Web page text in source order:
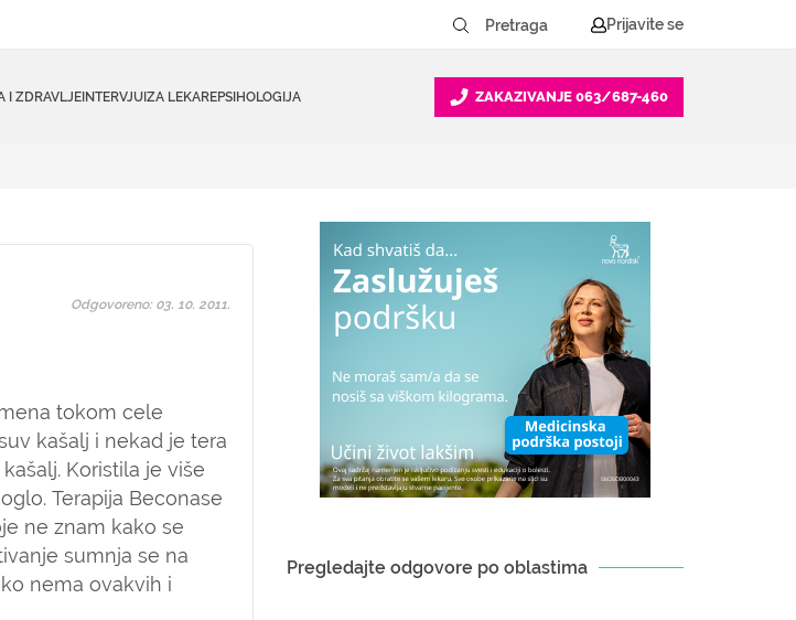
Prijavite se
I ZDRAVLJEINTERVJUIZA LEKAREPSIHOLOGIJA ZAKAZIVANJE 063/687-460
tokom cele
kašalj i nekad je tera
Koristila je više
Terapija Beconase
ne znam kako se
sumnja se na
nema ovakvih i
Odgovoreno: 03. 10. 2011.
Pregledajte odgovore po oblastima